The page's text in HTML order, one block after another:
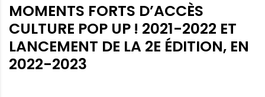
MOMENTS FORTS D’ACCÈS
CULTURE POP UP ! 2021-2022 ET
LANCEMENT DE LA 2E ÉDITION, EN
2022-2023